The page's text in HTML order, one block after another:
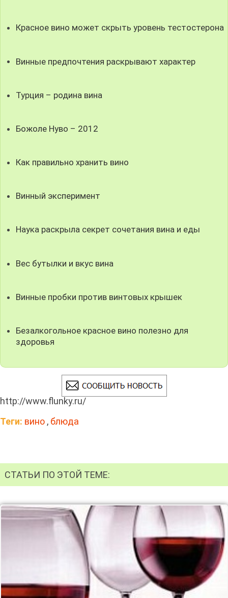
Красное вино может скрыть уровень тестостерона
Винные предпочтения раскрывают характер
Турция – родина вина
Божоле Нуво – 2012
Как правильно хранить вино
Винный эксперимент
Наука раскрыла секрет сочетания вина и еды
Вес бутылки и вкус вина
Винные пробки против винтовых крышек
Безалкогольное красное вино полезно для
здоровья
http://www.flunky.ru/
Теги: вино , блюда
СТАТЬИ ПО ЭТОЙ ТЕМЕ: